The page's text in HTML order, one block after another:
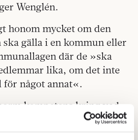
Wenglén.
honom mycket om den
gälla i en kommun eller
där de »ska
lika, om det inte
för något annat«.
kompetens kring vad
betyder i skola och
kommunen en